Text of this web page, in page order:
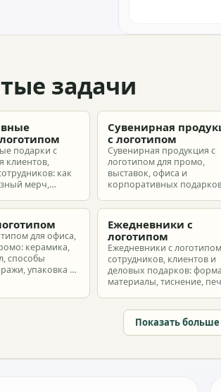
задачи
подарки с
клиентов,
как
мерч,
без лишнего
Сувенирная
с логотипом
Сувенирная продукция с
логотипом для промо,
выставок, офиса и
корпоративных
макет и избежать лишних
для офиса,
керамика,
способы
упаковка и
Ежедневники с
логотипом
Ежедневники с
сотрудников, клиентов и
деловых подарков:
материалы, тиснение,
Показать больше